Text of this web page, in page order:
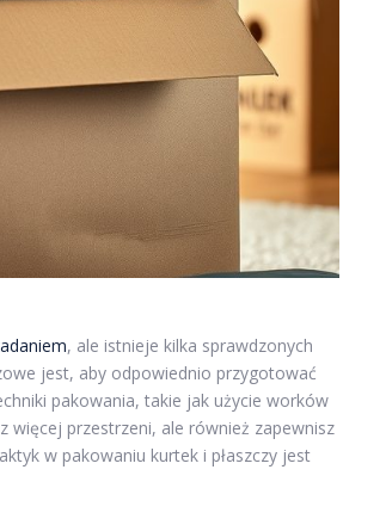
, ale istnieje kilka sprawdzonych
jest, aby odpowiednio przygotować
pakowania, takie jak użycie worków
więcej przestrzeni, ale również zapewnisz
w pakowaniu kurtek i płaszczy jest